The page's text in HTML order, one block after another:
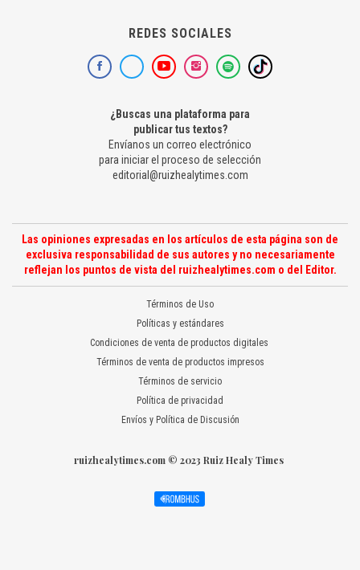
REDES SOCIALES
¿Buscas una plataforma para
publicar tus textos?
Envíanos un correo electrónico
para iniciar el proceso de selección
editorial@ruizhealytimes.com
Las opiniones expresadas en los artículos de esta página son de
exclusiva responsabilidad de sus autores y no necesariamente
reflejan los puntos de vista del ruizhealytimes.com o del Editor.
Términos de Uso
Políticas y estándares
Condiciones de venta de productos digitales
Términos de venta de productos impresos
Términos de servicio
Política de privacidad
Envíos y Política de Discusión
ruizhealytimes.com © 2023 Ruiz Healy Times